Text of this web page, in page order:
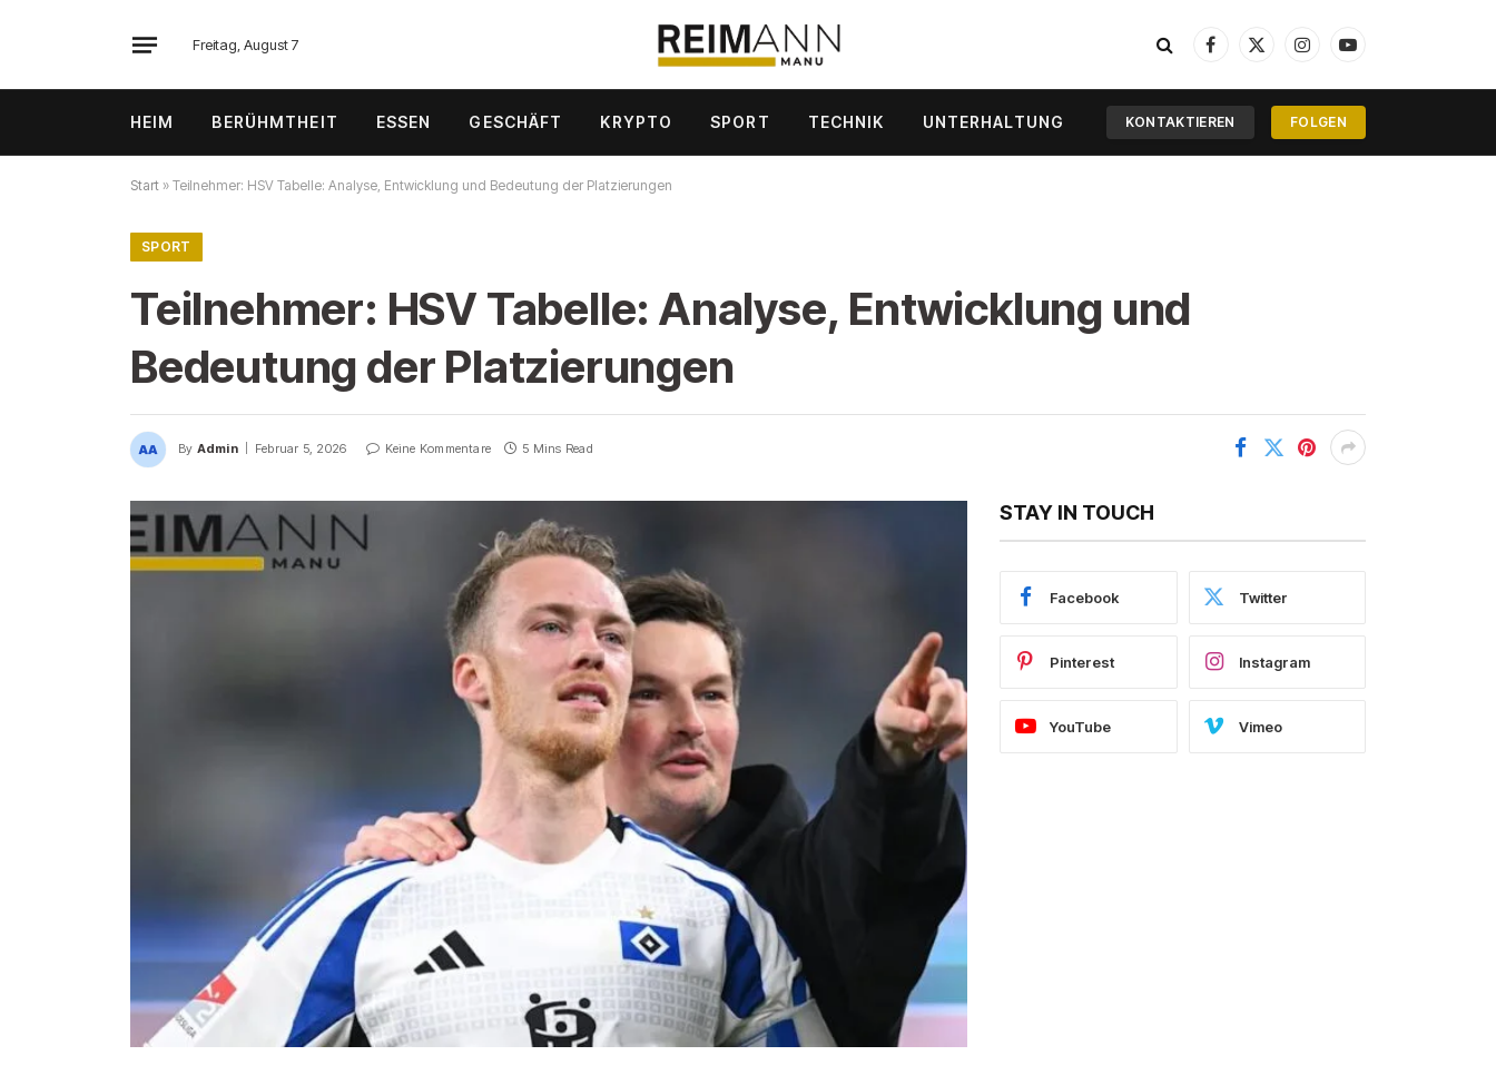
Freitag, August 7
Facebook
X
InstagramYouTube
HEIM BERÜHMTHEIT ESSEN GESCHÄFT KRYPTO SPORT TECHNIK UNTERHALTUNG KONTAKTIEREN FOLGEN
Start » Teilnehmer: HSV Tabelle: Analyse, Entwicklung und Bedeutung der Platzierungen
SPORT
Teilnehmer: HSV Tabelle: Analyse, Entwicklung und
Bedeutung der Platzierungen
By Admin Februar 5, 2026 Keine Kommentare 5 Mins Read
STAY IN TOUCH
Facebook Twitter
Pinterest Instagram
YouTube Vimeo